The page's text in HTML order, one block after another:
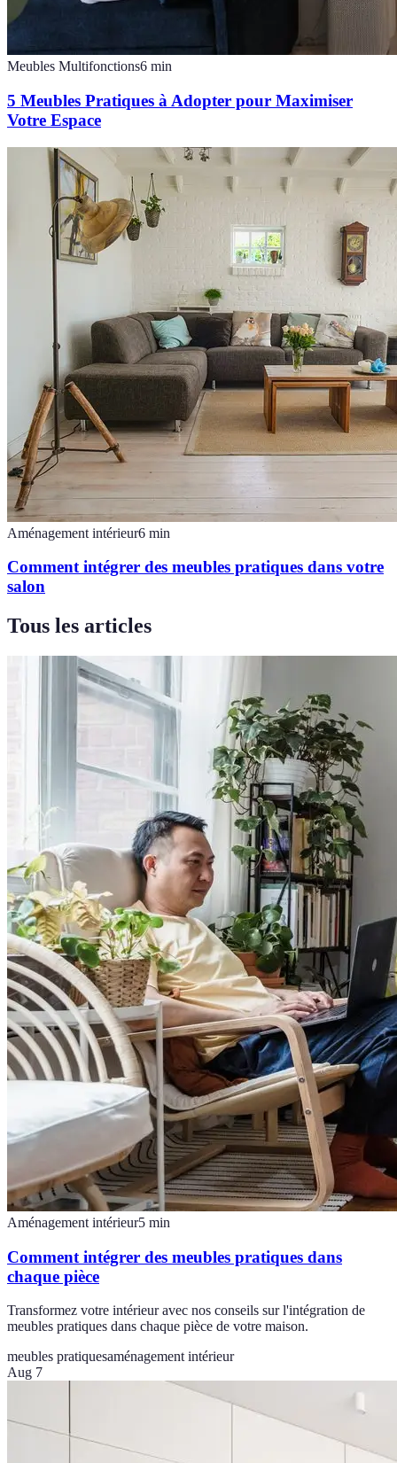
Meubles Multifonctions6 min
5 Meubles Pratiques à Adopter pour Maximiser
Votre Espace
Aménagement intérieur6 min
Comment intégrer des meubles pratiques dans votre
salon
Tous les articles
Aménagement intérieur5 min
Comment intégrer des meubles pratiques dans
chaque pièce
Transformez votre intérieur avec nos conseils sur l'intégration de
meubles pratiques dans chaque pièce de votre maison.
meubles pratiquesaménagement intérieur
Aug 7